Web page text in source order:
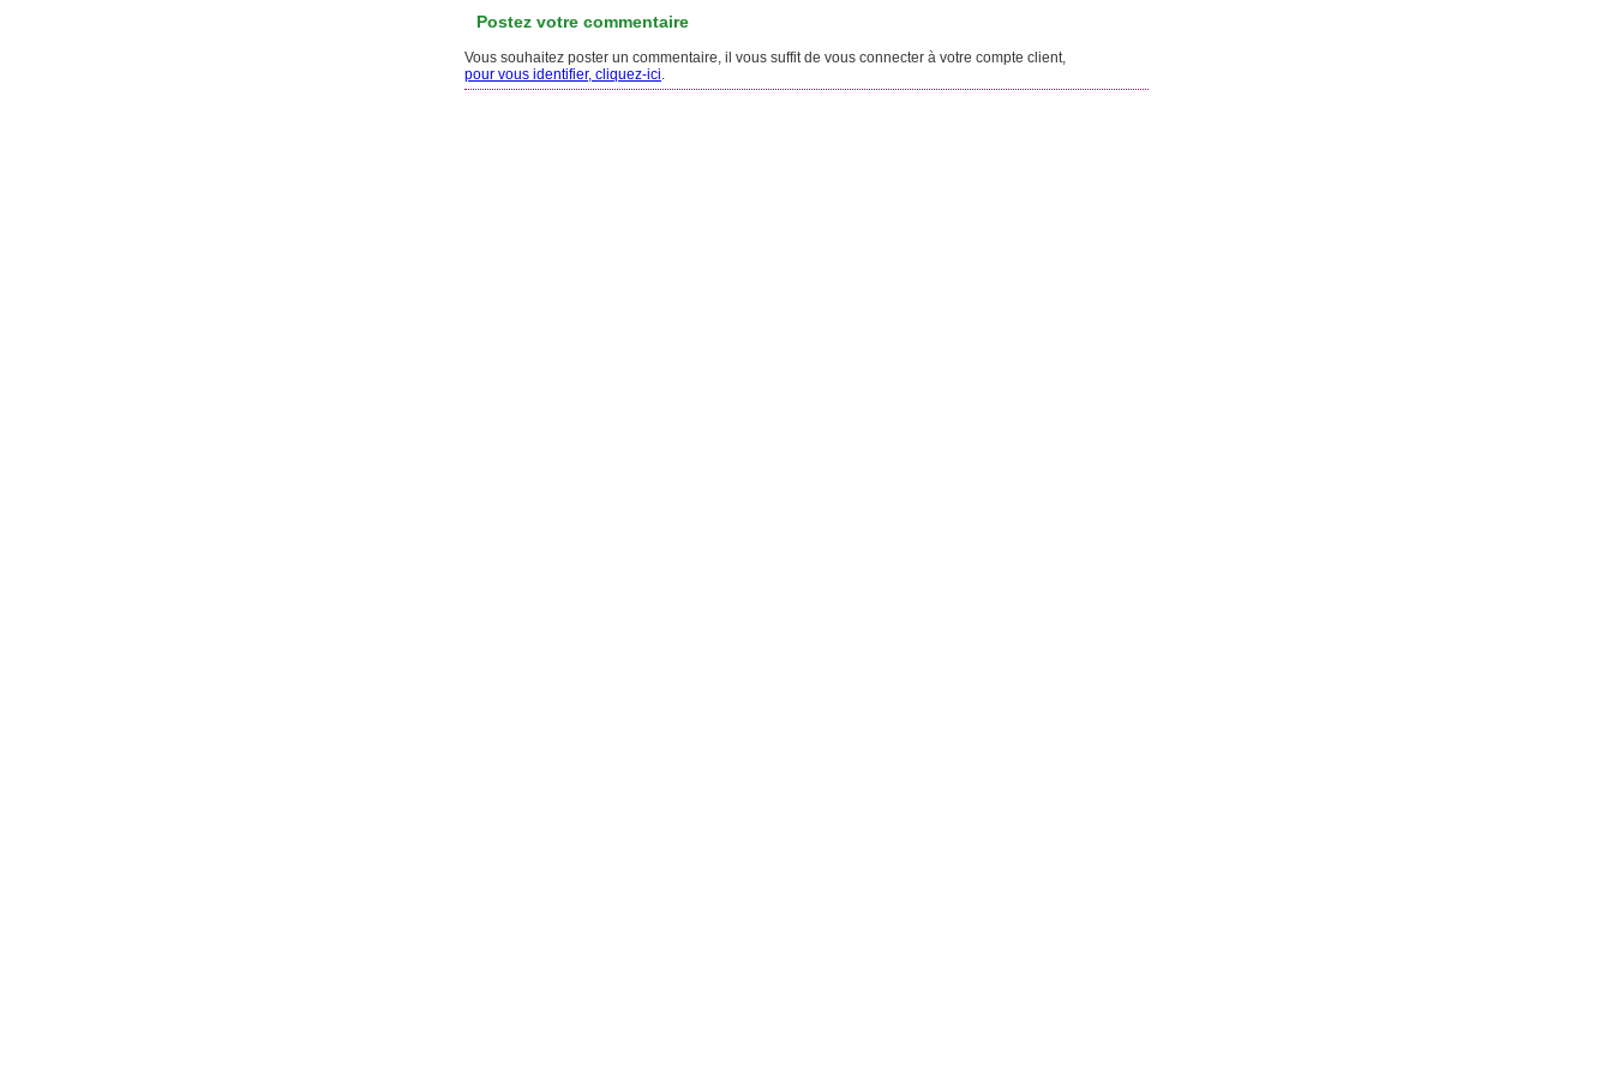
Postez votre commentaire
Vous souhaitez poster un commentaire, il vous suffit de vous connecter à votre compte client,
pour vous identifier, cliquez-ici.